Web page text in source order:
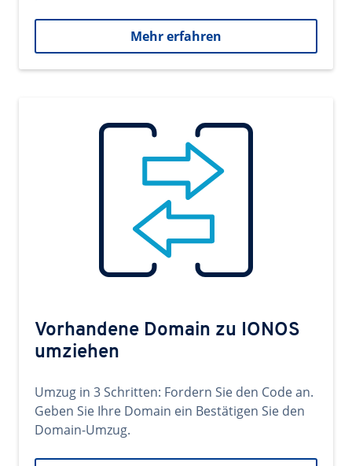
Mehr erfahren
Vorhandene Domain zu IONOS
umziehen
Umzug in 3 Schritten: Fordern Sie den Code an.
Geben Sie Ihre Domain ein Bestätigen Sie den
Domain-Umzug.